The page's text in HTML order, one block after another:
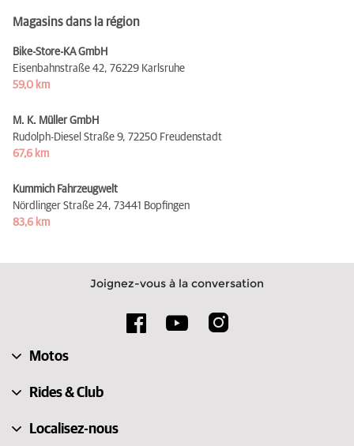
Magasins dans la région
Bike-Store-KA GmbH
Eisenbahnstraße 42, 76229 Karlsruhe
59,0 km
M. K. Müller GmbH
Rudolph-Diesel Straße 9, 72250 Freudenstadt
67,6 km
Kummich Fahrzeugwelt
Nördlinger Straße 24, 73441 Bopfingen
83,6 km
Joignez-vous à la conversation
Motos
Rides & Club
Localisez-nous